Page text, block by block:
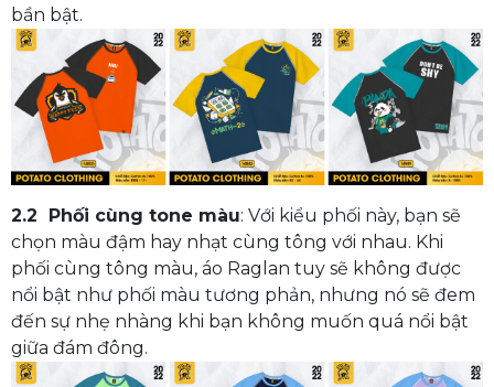
bần bật.
2.2 Phối cùng tone màu: Với kiểu phối này, bạn sẽ
chọn màu đậm hay nhạt cùng tông với nhau. Khi
phối cùng tông màu, áo Raglan tuy sẽ không được
nổi bật như phối màu tương phản, nhưng nó sẽ đem
đến sự nhẹ nhàng khi bạn không muốn quá nổi bật
giữa đám đông.